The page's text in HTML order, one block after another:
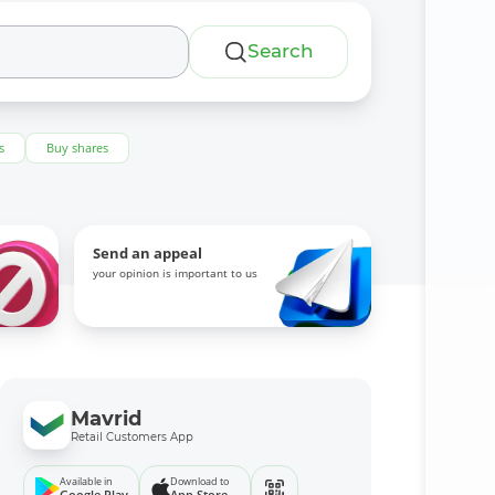
Search
Buy shares
Send an appeal
your opinion is important to us
Mavrid
Retail Customers App
Available in Download to